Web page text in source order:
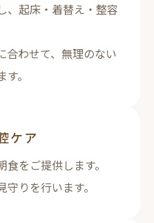
、起床・着替え・整容
合わせて、無理のない
。
ケア
をご提供します。
りを行います。